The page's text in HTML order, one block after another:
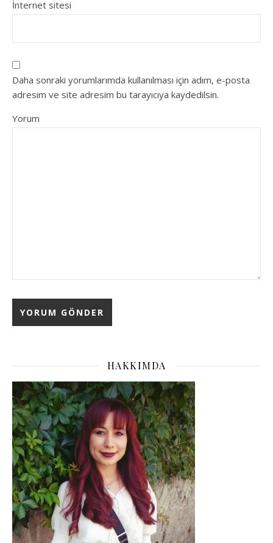
İnternet sitesi
Daha sonraki yorumlarımda kullanılması için adım, e-posta
adresim ve site adresim bu tarayıcıya kaydedilsin.
Yorum
HAKKIMDA